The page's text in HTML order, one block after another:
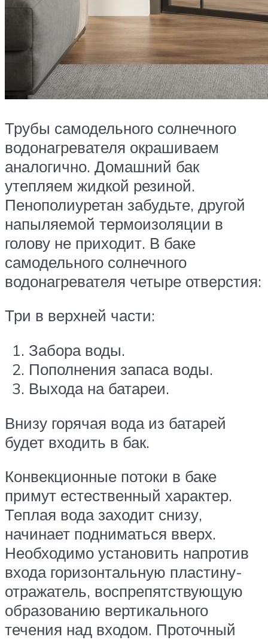
Трубы самодельного солнечного
водонагревателя окрашиваем
аналогично. Домашний бак
утепляем жидкой резиной.
Пенополиуретан забудьте, другой
напыляемой термоизоляции в
голову не приходит. В баке
самодельного солнечного
водонагревателя четыре отверстия:
Три в верхней части:
Забора воды.
Пополнения запаса воды.
Выхода на батареи.
Внизу горячая вода из батарей
будет входить в бак.
Конвекционные потоки в баке
примут естественный характер.
Теплая вода заходит снизу,
начинает подниматься вверх.
Необходимо установить напротив
входа горизонтальную пластину-
отражатель, воспрепятствующую
образованию вертикального
течения над входом. Проточный